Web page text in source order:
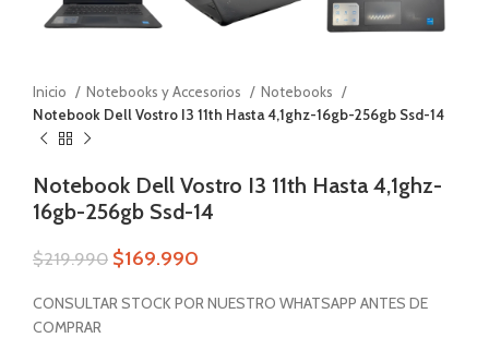
Inicio Notebooks y Accesorios
Notebooks
Notebook Dell Vostro I3 11th Hasta 4,1ghz-16gb-256gb Ssd-14
Notebook Dell Vostro I3 11th Hasta 4,1ghz-
16gb-256gb Ssd-14
$219.990 $169.990
CONSULTAR STOCK POR NUESTRO WHATSAPP ANTES DE
COMPRAR